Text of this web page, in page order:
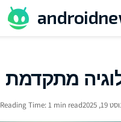
מתקדמת
2025
Reading Time: 1 min read